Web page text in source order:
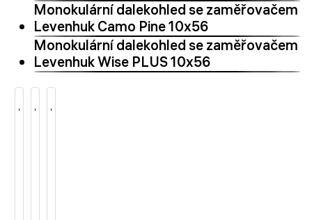
Monokulární dalekohled se zaměřovačem
Levenhuk Camo Pine 10x56
Monokulární dalekohled se zaměřovačem
Levenhuk Wise PLUS 10x56